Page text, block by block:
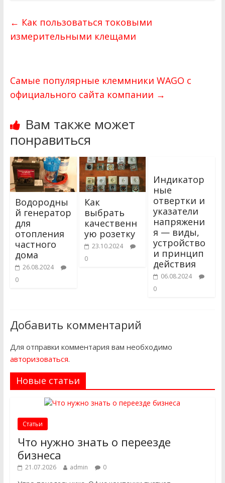
← Как пользоваться токовыми
измерительными клещами
Самые популярные клеммники WAGO с
официального сайта компании →
Вам также может
понравиться
Водородны
й генератор
для
отопления
частного
дома
26.08.2024
0
Как
выбрать
качественн
ую розетку
23.10.2024
0
Индикатор
ные
отвертки и
указатели
напряжени
я — виды,
устройство
и принцип
действия
06.08.2024
0
Добавить комментарий
Для отправки комментария вам необходимо
авторизоваться.
Новые статьи
Статьи
Что нужно знать о переезде
бизнеса
21.07.2026 admin 0